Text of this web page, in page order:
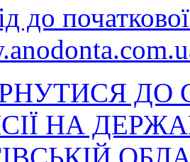
до
ДО
НА